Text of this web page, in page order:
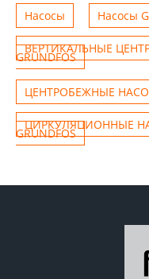
Насосы Насосы
ВЕРТИКАЛЬНЫЕ
GRUNDFOS
ЦЕНТРОБЕЖНЫЕ
ЦИРКУЛЯЦИОННЫЕ
GRUNDFOS